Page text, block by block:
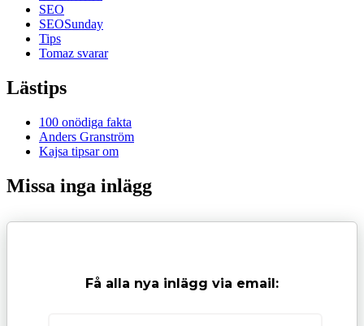
SEO
SEOSunday
Tips
Tomaz svarar
Lästips
100 onödiga fakta
Anders Granström
Kajsa tipsar om
Missa inga inlägg
Få alla nya inlägg via email: